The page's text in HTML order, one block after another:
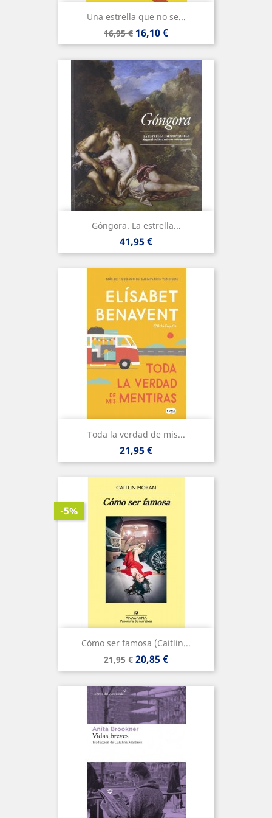
Una estrella que no se...
Precio
base
16,95 € Precio
16,10 €
Góngora. La estrella...
Precio
41,95 €
Toda la verdad de mis...
Precio
21,95 €
Cómo ser famosa (Caitlin...
Precio
base
21,95 €
-5%
Precio
20,85 €